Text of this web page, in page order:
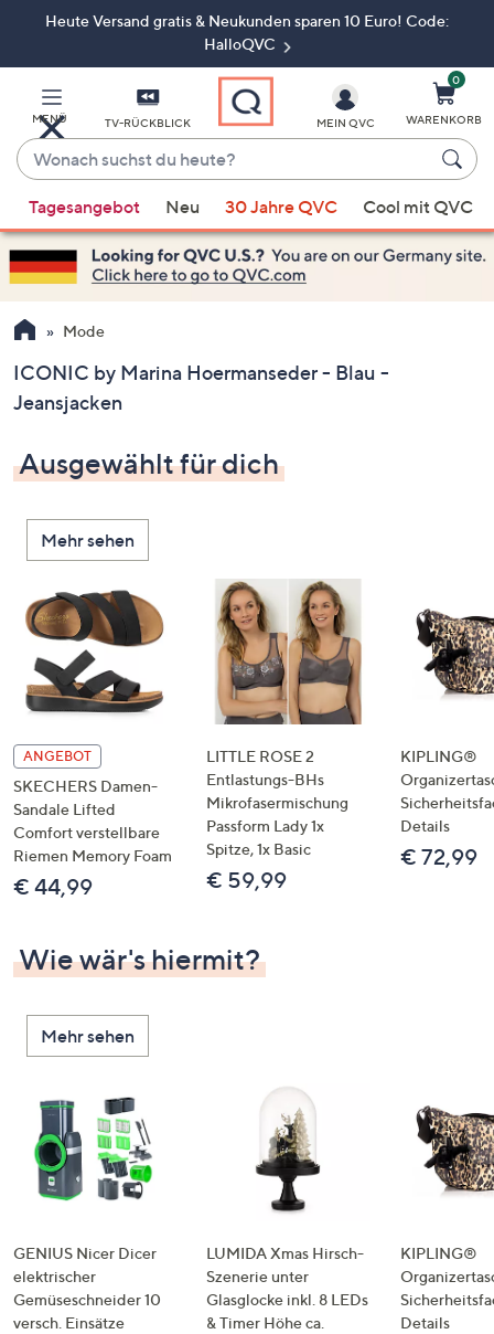
ZumHeute Versand gratis & Neukunden sparen 10 Euro! Code:
HalloQVC
MENÜ TV-RÜCKBLICK
Wonach
suchst
du
heute?
Vorschläge
verfügbar
sind,
verwenden
Sie
Pfeiltasten
nach
und
nach
oder
wischen
auf
Touch-
Geräten
nach
bzw.
rechts,
um
diese
anzuzeigen.
MEIN QVC
0
WARENKORB
Tagesangebot Neu 30 Jahre QVC Cool mit QVC
Mode
ICONIC by Marina Hoermanseder - Blau -
Jeansjacken
Ausgewählt für dich
Mehr sehen
ANGEBOT
SKECHERS Damen-
Sandale Lifted
Comfort verstellbare
Riemen Memory Foam
€ 44,99
LITTLE ROSE 2
Entlastungs-BHs
Mikrofasermischung
Passform Lady 1x
Spitze, 1x Basic
€ 59,99
KIPLING®
Details
€ 72,99
Wie wär's hiermit?
Mehr sehen
GENIUS Nicer Dicer
elektrischer
Gemüseschneider 10
versch. Einsätze
LUMIDA Xmas Hirsch-
Szenerie unter
Glasglocke inkl. 8 LEDs
& Timer Höhe ca.
KIPLING®
Details